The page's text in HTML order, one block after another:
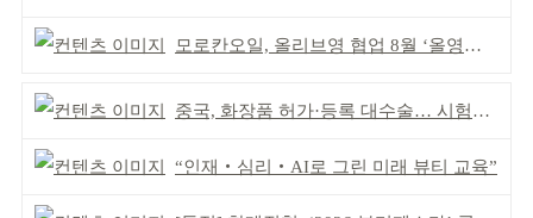
모로칸오일, 올리브영 협업 8월 ‘올영픽’ 선정
중국, 화장품 허가·등록 대수술… 시험자료 공용 허용
“인재‧심리‧AI로 그린 미래 뷰티 교육”